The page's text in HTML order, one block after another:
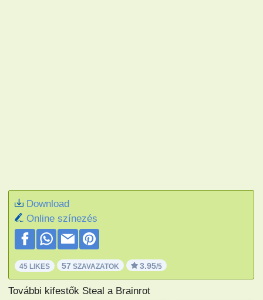
Download
Online színezés
45 LIKES 57 SZAVAZATOK 3.95/5
További kifestők Steal a Brainrot